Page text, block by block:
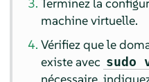
Terminez la
machine virtuelle.
Vérifiez que le
existe avec